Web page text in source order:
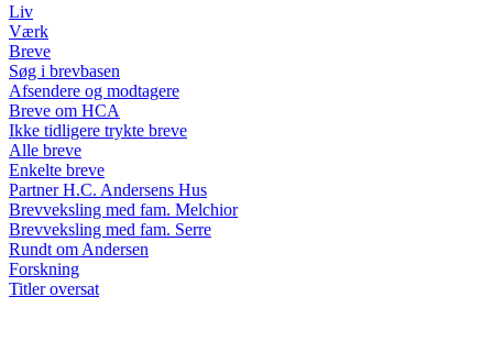
Liv
Værk
Breve
Søg i brevbasen
Afsendere og modtagere
Breve om HCA
Ikke tidligere trykte breve
Alle breve
Enkelte breve
Partner H.C. Andersens Hus
Brevveksling med fam. Melchior
Brevveksling med fam. Serre
Rundt om Andersen
Forskning
Titler oversat